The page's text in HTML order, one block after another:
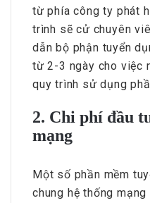
từ phía công ty phát
trình sẽ cử chuyên
dẫn bộ phận tuyển
từ 2-3 ngày cho việc
quy trình sử dụng
2. Chi phí đầu
mạng
Một số phần mềm
chung hệ thống